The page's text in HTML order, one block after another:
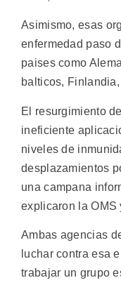
Asimismo, esas
enfermedad paso
paises como
balticos,
El resurgimiento
ineficiente
niveles de
desplazamientos
una campana
explicaron la OMS
Ambas agencias
luchar contra esa
trabajar un grupo